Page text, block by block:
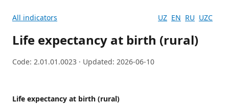
All indicators UZ EN RU UZC
Life expectancy at birth (rural)
Code: 2.01.01.0023 · Updated: 2026-06-10
Life expectancy at birth (rural)